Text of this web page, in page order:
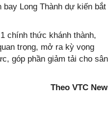
Long Thành dự kiến bắt
chính thức khánh thành,
trọng, mở ra kỳ vọng
góp phần giảm tải cho sân
Theo VTC